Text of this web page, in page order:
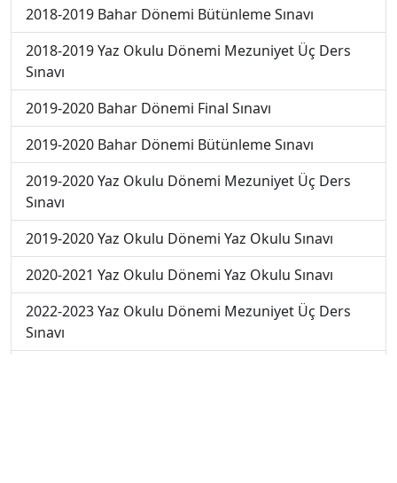
2018-2019 Bahar Dönemi Bütünleme Sınavı
2018-2019 Yaz Okulu Dönemi Mezuniyet Üç Ders
Sınavı
2019-2020 Bahar Dönemi Final Sınavı
2019-2020 Bahar Dönemi Bütünleme Sınavı
2019-2020 Yaz Okulu Dönemi Mezuniyet Üç Ders
Sınavı
2019-2020 Yaz Okulu Dönemi Yaz Okulu Sınavı
2020-2021 Yaz Okulu Dönemi Yaz Okulu Sınavı
2022-2023 Yaz Okulu Dönemi Mezuniyet Üç Ders
Sınavı